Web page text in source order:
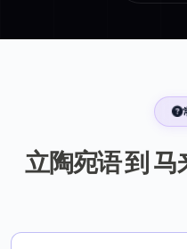
立陶宛语 到 马